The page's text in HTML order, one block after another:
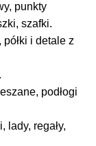
punkty
szafki.
półki i detale z
podłogi
lady, regały,